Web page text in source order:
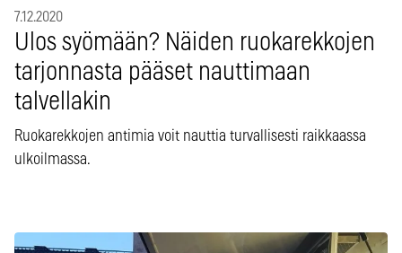
7.12.2020
Ulos syömään? Näiden ruokarekkojen
tarjonnasta pääset nauttimaan
talvellakin
Ruokarekkojen antimia voit nauttia turvallisesti raikkaassa
ulkoilmassa.